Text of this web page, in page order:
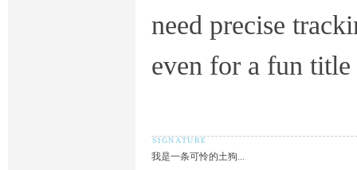
need precise
even for a fun
我是一条可怜的土狗...